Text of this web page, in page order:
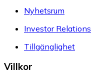
Nyhetsrum
Investor Relations
Tillgänglighet
Villkor